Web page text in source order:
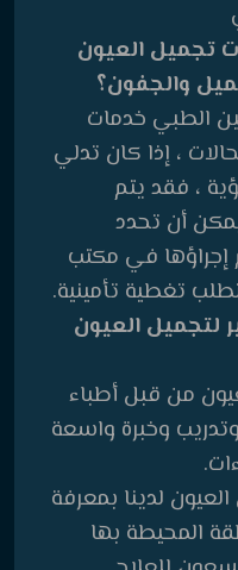
تجميل العيون
والجفون؟
الطبي خدمات
، إذا كان تدلي
، فقد يتم
أن تحدد
إجراؤها في مكتب
تغطية تأمينية.
لتجميل العيون
من قبل أطباء
وخبرة واسعة
لدينا بمعرفة
المحيطة بها